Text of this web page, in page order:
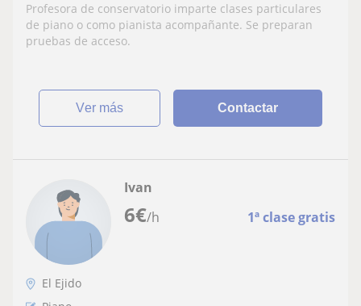
Profesora de conservatorio imparte clases particulares
de piano o como pianista acompañante. Se preparan
pruebas de acceso.
ver más Contactar
6€/h 1ª clase gratis
Ivan
El Ejido